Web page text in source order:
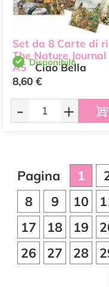
Set da 8 Carte di
The Nature Journal
A5 Ciao Bella
Disponibile
8,60 €
- +
Pagina 1
8
9 10
17
18 19
26
27 28